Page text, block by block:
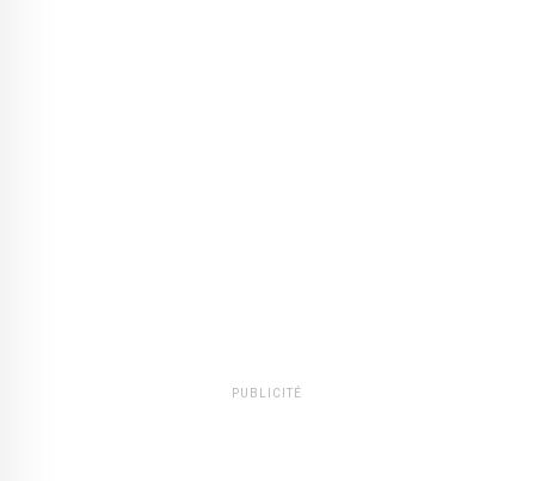
PUBLICITÉ